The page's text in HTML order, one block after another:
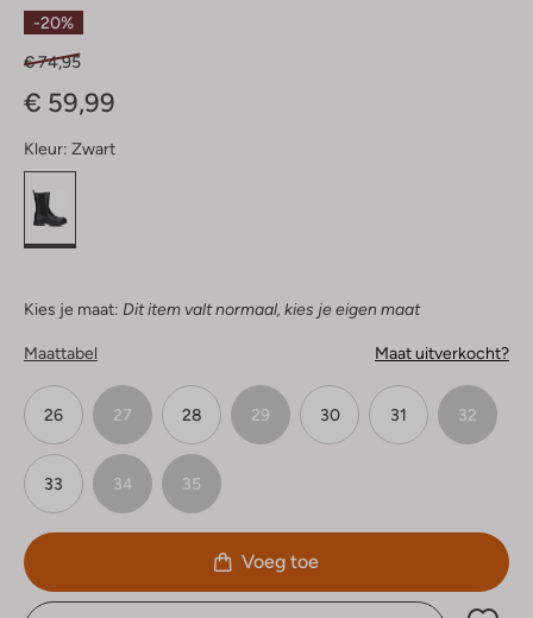
Ster
-20%
€ 74,95
€ 59,99
Kleur: Zwart
Kies je maat: Dit item valt normaal, kies je eigen maat
Maattabel Maat uitverkocht?
26 27 28 29 30 31 32
33 34 35
Voeg toe